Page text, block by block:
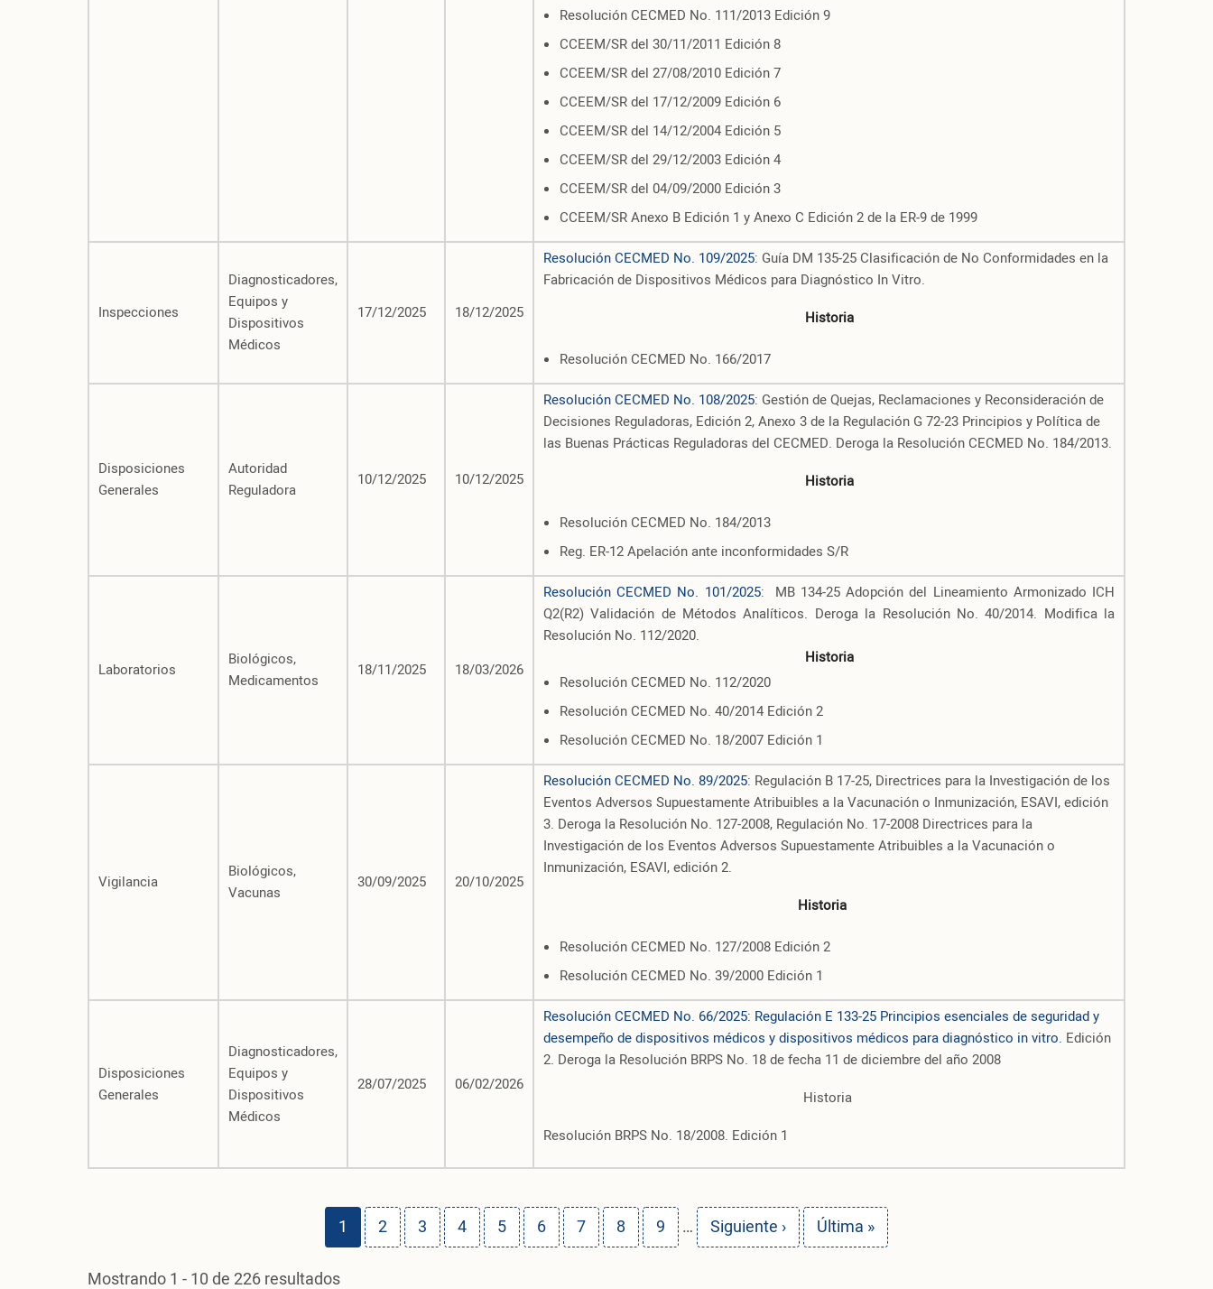
Resolución CECMED No. 111/2013 Edición 9
CCEEM/SR del 30/11/2011 Edición 8
CCEEM/SR del 27/08/2010 Edición 7
CCEEM/SR del 17/12/2009 Edición 6
CCEEM/SR del 14/12/2004 Edición 5
CCEEM/SR del 29/12/2003 Edición 4
CCEEM/SR del 04/09/2000 Edición 3
CCEEM/SR Anexo B Edición 1 y Anexo C Edición 2 de la ER-9 de 1999
Inspecciones
Diagnosticadores,
Equipos y
Dispositivos
Médicos
17/12/2025 18/12/2025
Resolución CECMED No. 109/2025: Guía DM 135-25 Clasificación de No Conformidades en la
Fabricación de Dispositivos Médicos para Diagnóstico In Vitro.
Historia
Resolución CECMED No. 166/2017
Disposiciones
Generales
Autoridad
Reguladora
10/12/2025 10/12/2025
Resolución CECMED No. 108/2025: Gestión de Quejas, Reclamaciones y Reconsideración de
Decisiones Reguladoras, Edición 2, Anexo 3 de la Regulación G 72-23 Principios y Política de
las Buenas Prácticas Reguladoras del CECMED. Deroga la Resolución CECMED No. 184/2013.
Historia
Resolución CECMED No. 184/2013
Reg. ER-12 Apelación ante inconformidades S/R
Laboratorios
Biológicos,
Medicamentos
18/11/2025 18/03/2026
Resolución CECMED No. 101/2025: MB 134-25 Adopción del Lineamiento Armonizado ICH
Q2(R2) Validación de Métodos Analíticos. Deroga la Resolución No. 40/2014. Modifica la
Resolución No. 112/2020.
Historia
Resolución CECMED No. 112/2020
Resolución CECMED No. 40/2014 Edición 2
Resolución CECMED No. 18/2007 Edición 1
Vigilancia
Biológicos,
Vacunas
30/09/2025 20/10/2025
Resolución CECMED No. 89/2025: Regulación B 17-25, Directrices para la Investigación de los
Eventos Adversos Supuestamente Atribuibles a la Vacunación o Inmunización, ESAVI, edición
3. Deroga la Resolución No. 127-2008, Regulación No. 17-2008 Directrices para la
Investigación de los Eventos Adversos Supuestamente Atribuibles a la Vacunación o
Inmunización, ESAVI, edición 2.
Historia
Resolución CECMED No. 127/2008 Edición 2
Resolución CECMED No. 39/2000 Edición 1
Disposiciones
Generales
Diagnosticadores,
Equipos y
Dispositivos
Médicos
28/07/2025 06/02/2026
Resolución CECMED No. 66/2025: Regulación E 133-25 Principios esenciales de seguridad y
desempeño de dispositivos médicos y dispositivos médicos para diagnóstico in vitro. Edición
2. Deroga la Resolución BRPS No. 18 de fecha 11 de diciembre del año 2008
Historia
Resolución BRPS No. 18/2008. Edición 1
Page
1 Page
2 Page
3 Page
4 Page
5 Page
6 Page
7 Page
8 Page
9 … Siguiente página
Siguiente › Última página
Última »
Mostrando 1 - 10 de 226 resultados